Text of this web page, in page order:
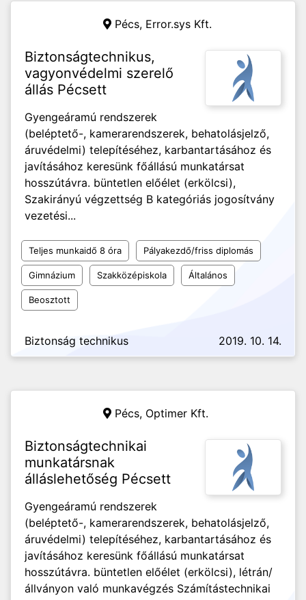
Pécs, Error.sys Kft.
Biztonságtechnikus,
vagyonvédelmi szerelő
állás Pécsett
Gyengeáramú rendszerek
(beléptető-, kamerarendszerek, behatolásjelző,
áruvédelmi) telepítéséhez, karbantartásához és
javításához keresünk főállású munkatársat
hosszútávra. büntetlen előélet (erkölcsi),
Szakirányú végzettség B kategóriás jogosítvány
vezetési...
Teljes munkaidő 8 óra Pályakezdő/friss diplomás
Gimnázium Szakközépiskola Általános
Beosztott
Biztonság technikus 2019. 10. 14.
Pécs, Optimer Kft.
Biztonságtechnikai
munkatársnak
álláslehetőség Pécsett
Gyengeáramú rendszerek
(beléptető-, kamerarendszerek, behatolásjelző,
áruvédelmi) telepítéséhez, karbantartásához és
javításához keresünk főállású munkatársat
hosszútávra. büntetlen előélet (erkölcsi), létrán/
állványon való munkavégzés Számítástechnikai